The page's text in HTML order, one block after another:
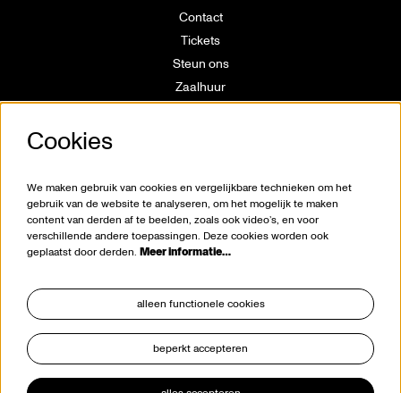
Contact
Tickets
Steun ons
Zaalhuur
Huisregels
Klokkenluiderswet
blijf op de hoogte
Cookies
We maken gebruik van cookies en vergelijkbare technieken om het
gebruik van de website te analyseren, om het mogelijk te maken
content van derden af te beelden, zoals ook video’s, en voor
verschillende andere toepassingen. Deze cookies worden ook
geplaatst door derden. Meer informatie…
alleen functionele cookies
beperkt accepteren